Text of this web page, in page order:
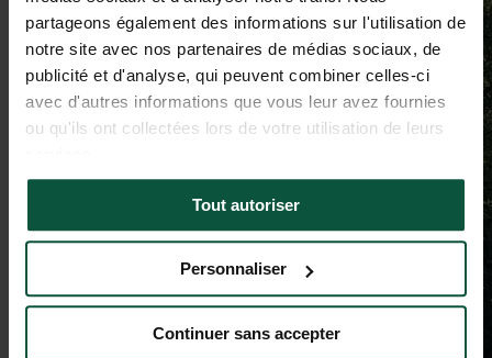
partageons également des informations sur l'utilisation de
notre site avec nos partenaires de médias sociaux, de
publicité et d'analyse, qui peuvent combiner celles-ci
avec d'autres informations que vous leur avez fournies
ou qu'ils ont collectées lors de votre utilisation de leurs
Tout autoriser
Personnaliser
Continuer sans accepter